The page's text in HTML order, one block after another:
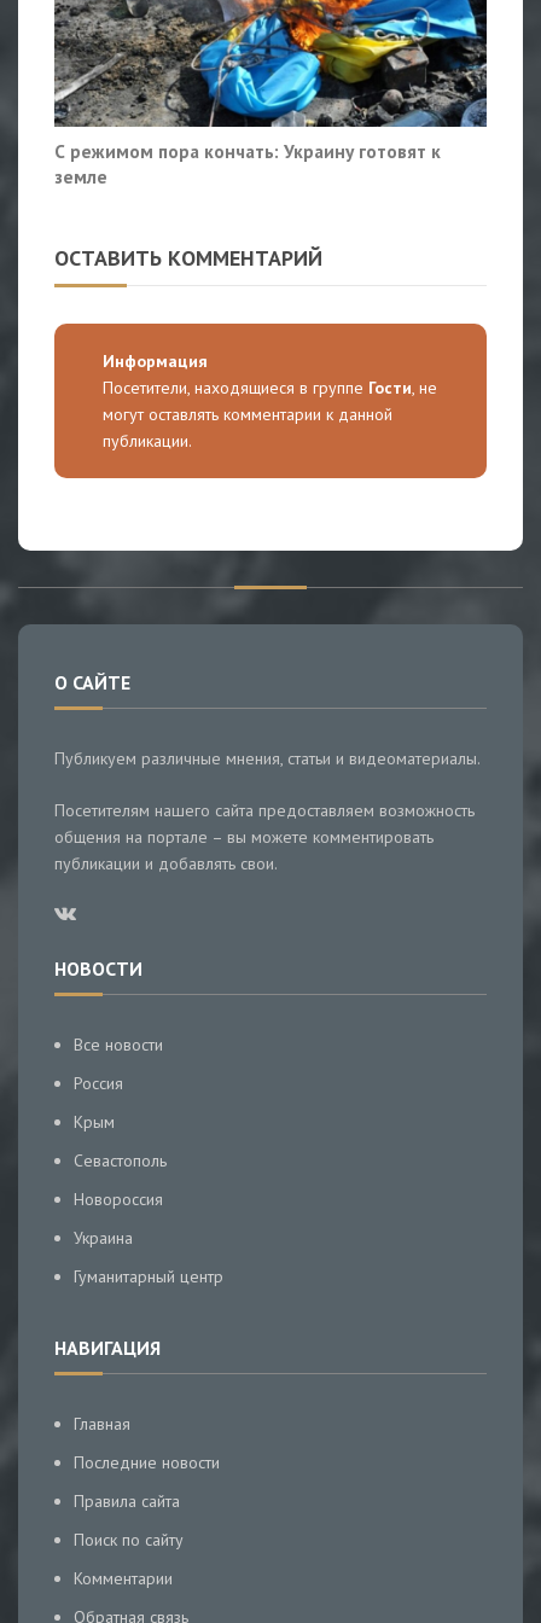
С режимом пора кончать: Украину готовят к
земле
ОСТАВИТЬ КОММЕНТАРИЙ
Информация
Посетители, находящиеся в группе Гости, не
могут оставлять комментарии к данной
публикации.
О САЙТЕ
Публикуем различные мнения, статьи и видеоматериалы.
Посетителям нашего сайта предоставляем возможность
общения на портале – вы можете комментировать
публикации и добавлять свои.
НОВОСТИ
Все новости
Россия
Крым
Севастополь
Новороссия
Украина
Гуманитарный центр
НАВИГАЦИЯ
Главная
Последние новости
Правила сайта
Поиск по сайту
Комментарии
Обратная связь